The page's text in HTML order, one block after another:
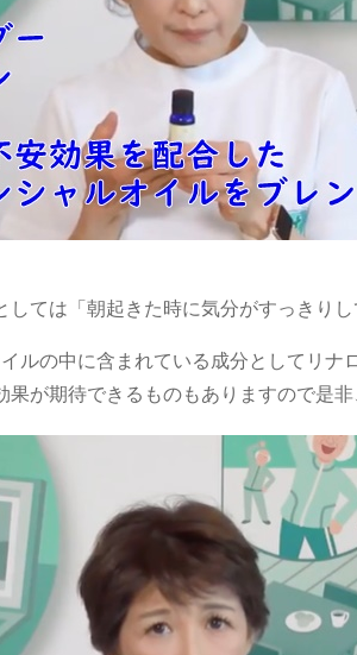
しては「朝起きた時に気分がすっきり
ルの中に含まれている成分としてリ
果が期待できるものもありますので是